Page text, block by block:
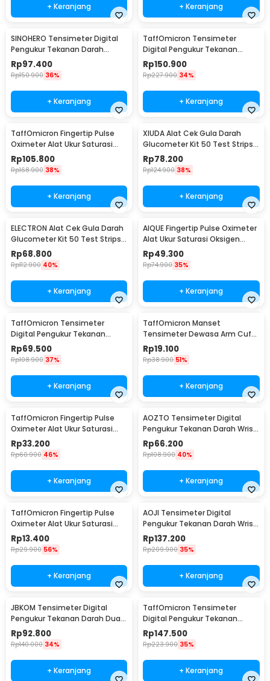
+ Keranjang + Keranjang
SINOHERO Tensimeter Digital
Pengukur Tekanan Darah
English Voice - GK102
Rp97.400
Rp150.900 36%
+ Keranjang
TaffOmicron Tensimeter
Digital Pengukur Tekanan
Darah Wrist Monitor - YK-BPW1
Rp150.900
Rp227.900 34%
+ Keranjang
TaffOmicron Fingertip Pulse
Oximeter Alat Ukur Saturasi
Oksigen Darah - YK-80B
Rp105.800
Rp168.900 38%
+ Keranjang
XIUDA Alat Cek Gula Darah
Glucometer Kit 50 Test Strips -
G058
Rp78.200
Rp124.900 38%
+ Keranjang
ELECTRON Alat Cek Gula Darah
Glucometer Kit 50 Test Strips -
HH-XT520
Rp68.800
Rp112.900 40%
+ Keranjang
AIQUE Fingertip Pulse Oximeter
Alat Ukur Saturasi Oksigen
Darah - TY-05
Rp49.300
Rp74.900 35%
+ Keranjang
TaffOmicron Tensimeter
Digital Pengukur Tekanan
Darah Indonesia Voice - A01
Rp69.500
Rp108.900 37%
+ Keranjang
TaffOmicron Manset
Tensimeter Dewasa Arm Cuff
Replacement 17-22cm - BX17
Rp19.100
Rp38.900 51%
+ Keranjang
TaffOmicron Fingertip Pulse
Oximeter Alat Ukur Saturasi
Oksigen Darah - A6
Rp33.200
Rp60.900 46%
+ Keranjang
AOZTO Tensimeter Digital
Pengukur Tekanan Darah Wrist
Monitor with Voice - BP-502
Rp66.200
Rp108.900 40%
+ Keranjang
TaffOmicron Fingertip Pulse
Oximeter Alat Ukur Saturasi
Oksigen Darah - SMH-01
Rp13.400
Rp29.900 56%
+ Keranjang
AOJI Tensimeter Digital
Pengukur Tekanan Darah Wrist
English Voice - WRS-35E
Rp137.200
Rp209.900 35%
+ Keranjang
JBKOM Tensimeter Digital
Pengukur Tekanan Darah Dual
Power Bahasa Indonesia - BK-
803
Rp92.800
Rp140.000 34%
+ Keranjang
TaffOmicron Tensimeter
Digital Pengukur Tekanan
Darah English Voice - YM-5L8
Rp147.500
Rp223.900 35%
+ Keranjang